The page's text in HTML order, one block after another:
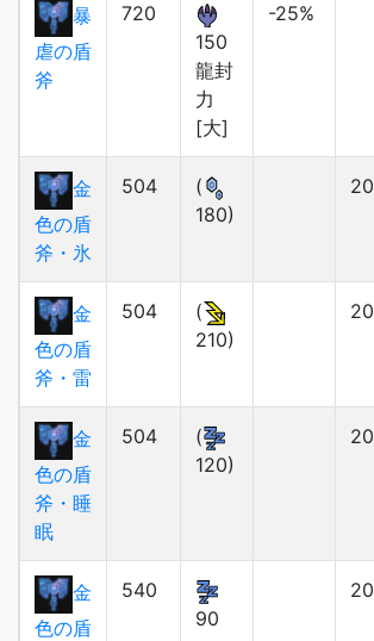
暴
虐の盾
斧
720
150
龍封
力
[大]
-25%
金
色の盾
斧・氷
504
(
180)
20
金
色の盾
斧・雷
504
(
210)
20
金
色の盾
斧・睡
眠
504
(
120)
20
金
色の盾
540
90
20